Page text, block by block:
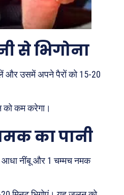
से भिगोना
लें और उसमें अपने पैरों को 15-20
कम करेगा।
का पानी
आधा नींबू और 1 चम्मच नमक